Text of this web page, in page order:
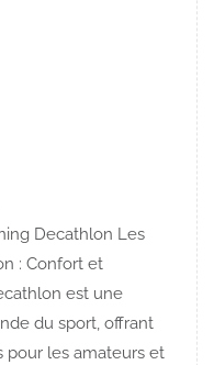
Decathlon Les
: Confort et
est une
du sport, offrant
pour les amateurs et